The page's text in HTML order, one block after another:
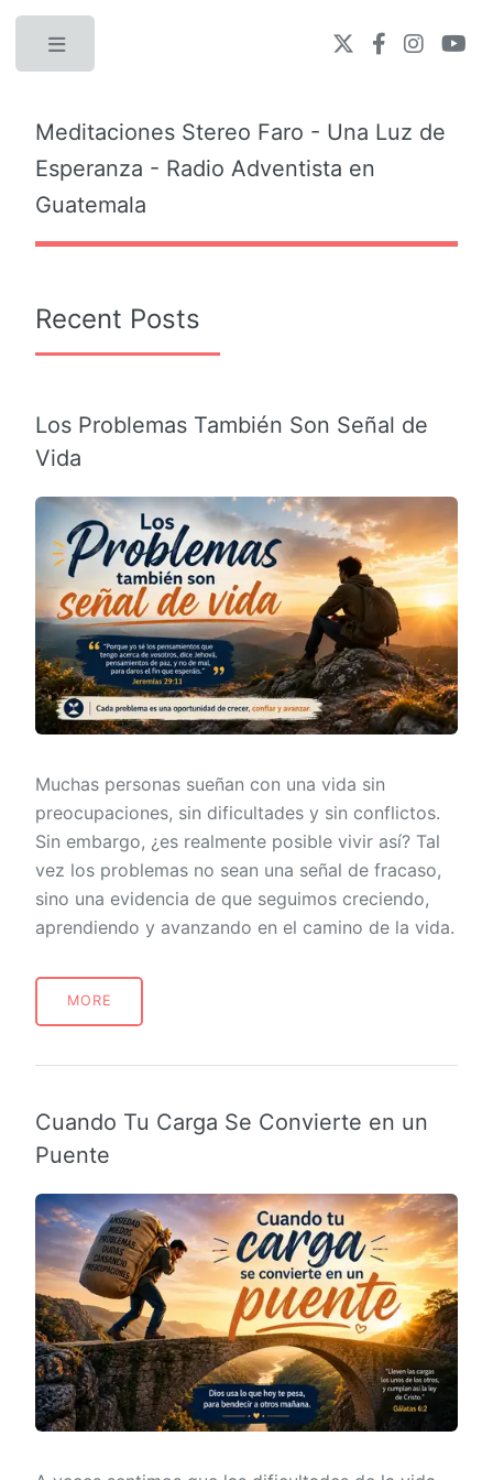
Meditaciones Stereo Faro - Una Luz de
Esperanza - Radio Adventista en
Guatemala
Recent Posts
Los Problemas También Son Señal de
Vida
Muchas personas sueñan con una vida sin
preocupaciones, sin dificultades y sin conflictos.
Sin embargo, ¿es realmente posible vivir así? Tal
vez los problemas no sean una señal de fracaso,
sino una evidencia de que seguimos creciendo,
aprendiendo y avanzando en el camino de la vida.
MORE
Cuando Tu Carga Se Convierte en un
Puente